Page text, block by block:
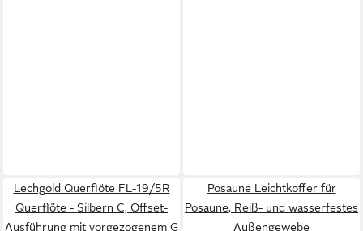
Lechgold Querflöte FL-19/5R
Querflöte - Silbern C, Offset-
Ausführung mit vorgezogenem G
Posaune Leichtkoffer für
Posaune, Reiß- und wasserfestes
Außengewebe